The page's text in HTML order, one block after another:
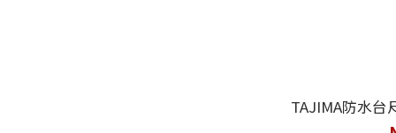
TAJIMA防水台